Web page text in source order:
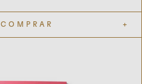
COMPRAR +